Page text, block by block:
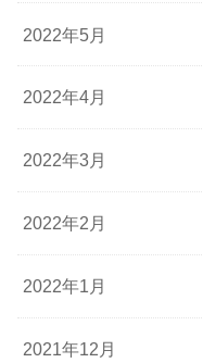
2022年5月
2022年4月
2022年3月
2022年2月
2022年1月
2021年12月